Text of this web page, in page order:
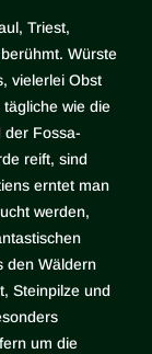
Triest,
Würste
vielerlei Obst
wie die
der Fossa-
reift, sind
erntet man
werden,
den Wäldern
Steinpilze und
um die